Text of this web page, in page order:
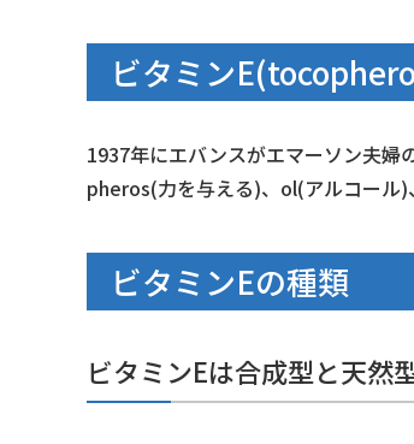
ビタミン
1937年にエバンスがエマーソン夫婦
pheros(力を与える)、ol(アルコール
ビタミンEの種類
ビタミンEは合成型と天然